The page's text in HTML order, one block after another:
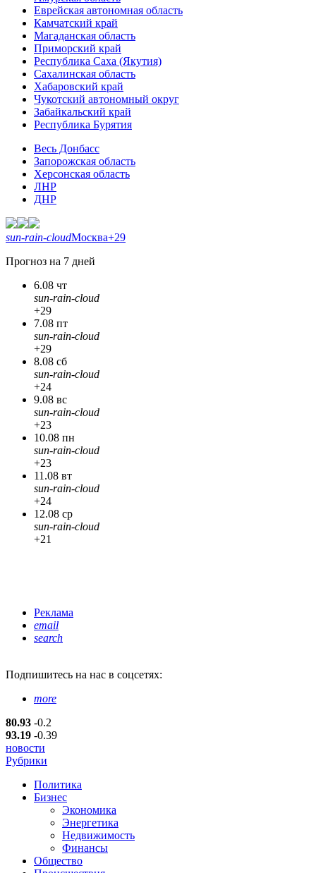
Еврейская автономная область
Камчатский край
Магаданская область
Приморский край
Республика Саха (Якутия)
Сахалинская область
Хабаровский край
Чукотский автономный округ
Забайкальский край
Республика Бурятия
Весь Донбасс
Запорожская область
Херсонская область
ЛНР
ДНР
sun-rain-cloudМосква+29
Прогноз на 7 дней
6.08 чт
sun-rain-cloud
+29
7.08 пт
sun-rain-cloud
+29
8.08 сб
sun-rain-cloud
+24
9.08 вс
sun-rain-cloud
+23
10.08 пн
sun-rain-cloud
+23
11.08 вт
sun-rain-cloud
+24
12.08 ср
sun-rain-cloud
+21
Реклама
email
search
Подпишитесь на нас в соцсетях:
more
80.93 -0.2
93.19 -0.39
новости
Рубрики
Политика
Бизнес
Экономика
Энергетика
Недвижимость
Финансы
Общество